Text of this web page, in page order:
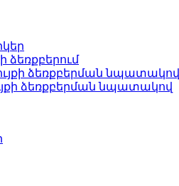
ձեռքբերում
ձեռքբերման նպատակով
ձեռքբերման նպատակով